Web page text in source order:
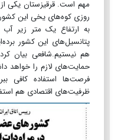
مهم است. قرقیزستان یکی
روزی کوه‌های یخی این
به ارتفاع یک متر زیر
پتانسیل‌های این کشور
هم نیستیم.شافعی بیان
حمایت‌های لازم را خواهد
فرصت‌ها استفاده کافی
ظرفیت‌های اقتصادی هم